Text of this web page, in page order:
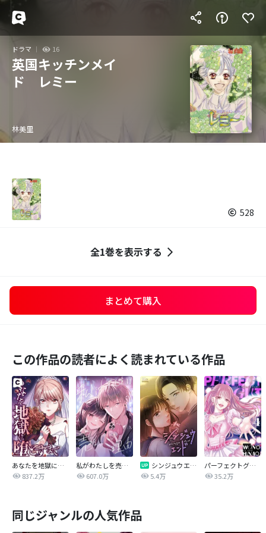
ドラマ 16
英国キッチンメイ
ド レミー
林美里
528
全1巻を表示する
まとめて購入
この作品の読者によく読まれている作品
あなたを地獄に堕とすまで
837.2万
私がわたしを売る理由
607.0万
シンジュウエンド【タテヨミ】
5.4万
パーフェクトグリッター
35.2万
同じジャンルの人気作品